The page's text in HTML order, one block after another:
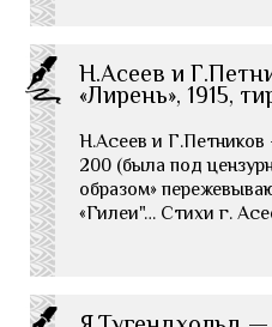
Н.Асеев и
«Лирень», 1915,
Н.Асеев и Г.Петников
200 (была под
образом»
«Гилеи"… Стихи г.